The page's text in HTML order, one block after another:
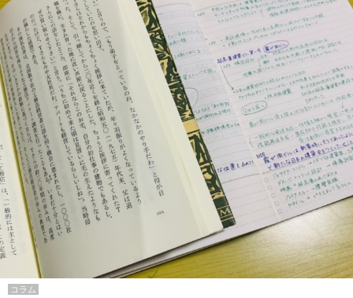
コラム